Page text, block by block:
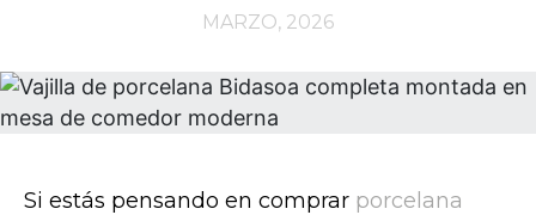
MARZO, 2026
Si estás pensando en comprar porcelana